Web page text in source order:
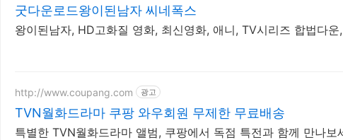
굿다운로드왕이된남자 씨네폭스
왕이된남자, HD고화질 영화, 최신영화, 애니, TV시리즈 합법다운
http://www.coupang.com 광고
TVN월화드라마 쿠팡 와우회원 무제한 무료배송
특별한 TVN월화드라마 앨범, 쿠팡에서 독점 특전과 함께 만나